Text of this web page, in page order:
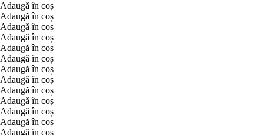
Adaugă în coș
Adaugă în coș
Adaugă în coș
Adaugă în coș
Adaugă în coș
Adaugă în coș
Adaugă în coș
Adaugă în coș
Adaugă în coș
Adaugă în coș
Adaugă în coș
Adaugă în coș
Adaugă în coș